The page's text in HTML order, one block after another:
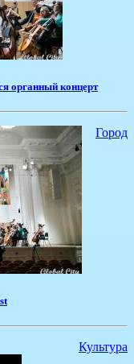
органный концерт
Город
Культура